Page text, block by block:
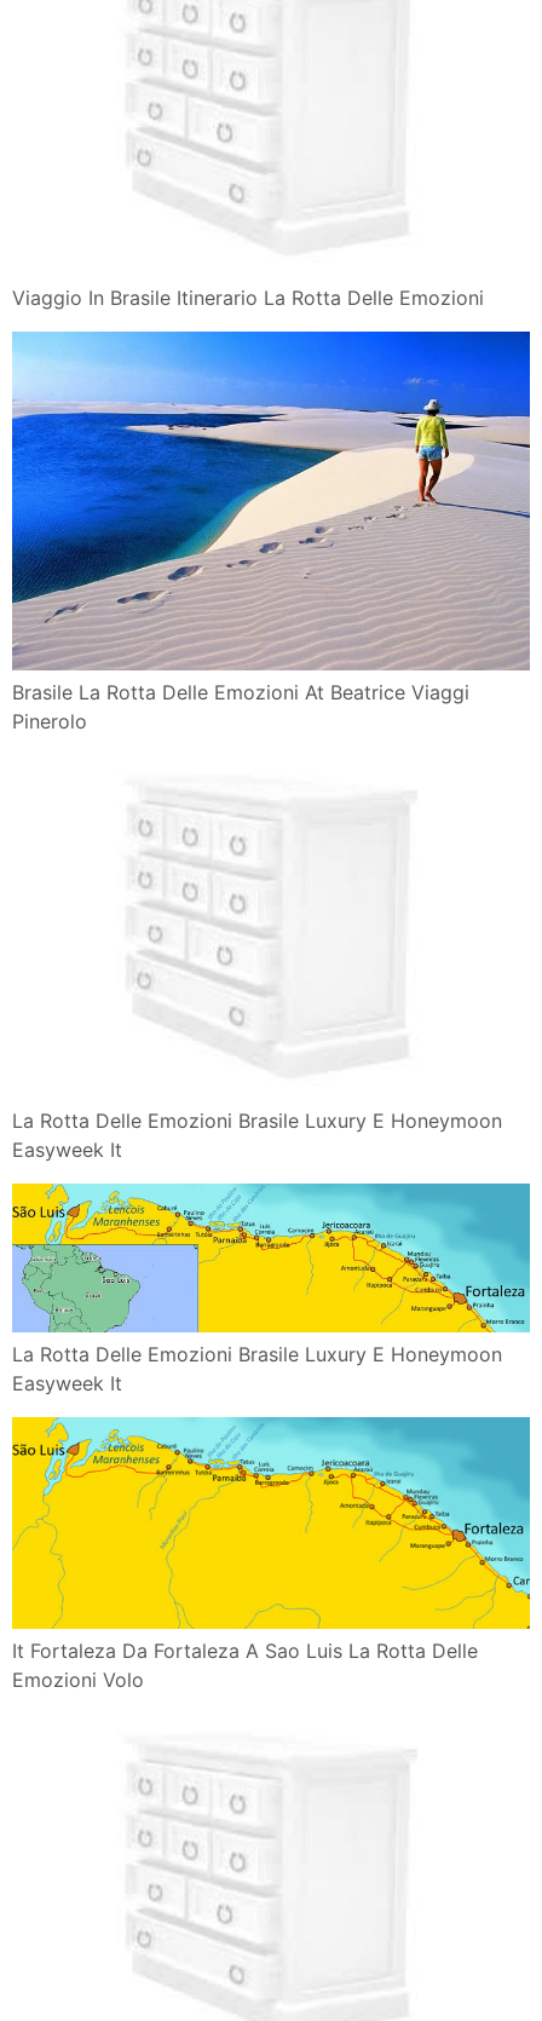
Viaggio In Brasile Itinerario La Rotta Delle Emozioni
Brasile La Rotta Delle Emozioni At Beatrice Viaggi
Pinerolo
La Rotta Delle Emozioni Brasile Luxury E Honeymoon
Easyweek It
La Rotta Delle Emozioni Brasile Luxury E Honeymoon
Easyweek It
It Fortaleza Da Fortaleza A Sao Luis La Rotta Delle
Emozioni Volo